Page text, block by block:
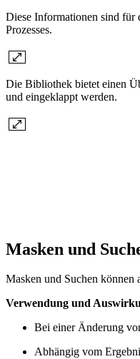
Diese Informationen sind für
Prozesses.
Die Bibliothek bietet einen
und eingeklappt werden.
Masken und
Masken und Suchen können
Verwendung und
Bei einer Änderung
Abhängig vom